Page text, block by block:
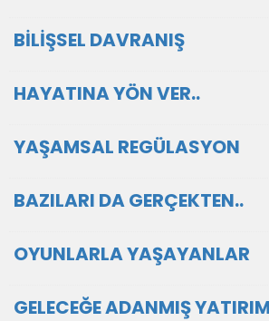
BİLİŞSEL DAVRANIŞ
HAYATINA YÖN VER..
YAŞAMSAL REGÜLASYON
BAZILARI DA GERÇEKTEN..
OYUNLARLA YAŞAYANLAR
GELECEĞE ADANMIŞ